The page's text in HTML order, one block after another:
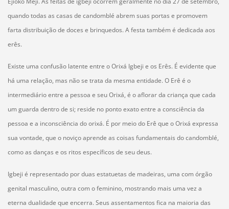
quando todas as casas de candomblé abrem suas portas e promovem
farta distribuição de doces e brinquedos. A festa também é dedicada aos
erês.
Existe uma confusão latente entre o Orixá Igbeji e os Erês. É evidente que
há uma relação, mas não se trata da mesma entidade. O Erê é o
intermediário entre a pessoa e seu Orixá, é o aflorar da criança que cada
um guarda dentro de si; reside no ponto exato entre a consciência da
pessoa e a inconsciência do orixá. É por meio do Erê que o Orixá expressa
sua vontade, que o noviço aprende as coisas fundamentais do candomblé,
como as danças e os ritos específicos de seu deus.
Igbeji é representado por duas estatuetas de madeiras, uma com órgão
genital masculino, outra com o feminino, mostrando mais uma vez a
eterna dualidade que encerra. Seus assentamentos fica na maioria das